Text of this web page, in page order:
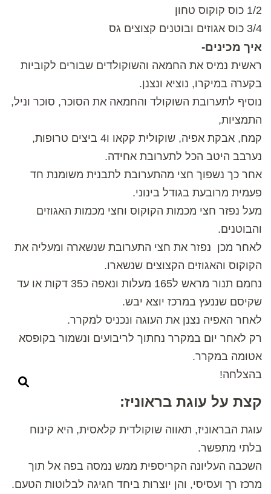
1/2 כוס קוקוס טחון
3/4 כוס אגוזים ובוטנים קצוצים גס
איך מכינים-
ראשית נמיס את החמאה והשוקולדים שבורים לקוביות
בקערה במיקרו, נוציא ונצנן.
נוסיף לתערובת השוקולד והחמאה את הסוכר, סוכר וניל,
התמציות,
קמח, אבקת אפיה, שוקולית קקאו ו4 ביצים טרופות,
נערבב היטב הכל לתערובת אחידה.
אחר כך נשפוך חצי מהתערובת לתבנית משומנת חד
פעמית מרובעת בגודל בינוני.
מעל נפזר חצי מכמות הקוקוס וחצי מכמות האגוזים
והבוטנים.
לאחר מכן נפזר את חצי התערובת שנשארה ומעליה את
הקוקוס והאגוזים הקצוצים שנשארו.
נחמם תנור מראש ל165 מעלות ונאפה כ35 דקות או עד
שקיסם שננעץ במרכז יוצא יבש.
לאחר האפיה נצנן את העוגה ונכניס למקרר.
רק לאחר יום במקרר נחתוך לריבועים ונשמור בקופסא
אטומה במקרר.
בהצלחה!
קצת על עוגת בראוניז:
עוגת הבראוניז, תאווה שוקולדית קלאסית, היא קינוח
בלתי מתפשר.
השכבה העליונה הקריספית ממש נמסה בפה אל תוך
מרכז רך ועסיסי, והן יוצרות ביחד חגיגה לבלוטות הטעם.